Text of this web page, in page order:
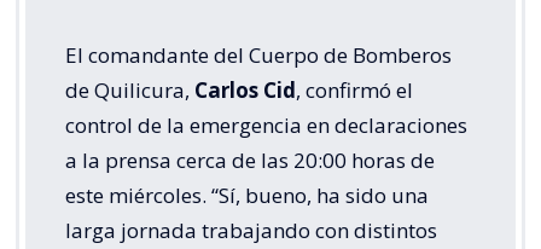
El comandante del Cuerpo de Bomberos
de Quilicura, Carlos Cid, confirmó el
control de la emergencia en declaraciones
a la prensa cerca de las 20:00 horas de
este miércoles. “Sí, bueno, ha sido una
larga jornada trabajando con distintos